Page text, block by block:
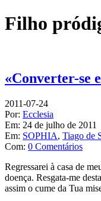
Filho
«Converter-se
2011-07-24
Por: Ecclesia
Em: 24 de julho de 2011
Em: SOPHIA, Tiago de
Com: 0 Comentários
Regressarei à casa de
doença. Resgata-me
assim o cume da Tua